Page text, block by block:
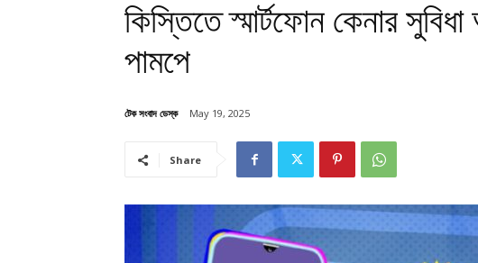
কিস্তিতে স্মার্টফোন কেনার
পামপে
টেক সংবাদ ডেস্ক May 19, 2025
Share